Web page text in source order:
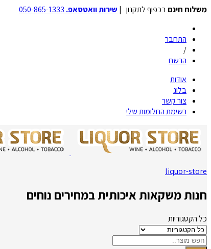
משלוח חינםבכפוף לתקנון | שירות וואטסאפ.
התחבר
/
הרשם
אודות
בלוג
צור קשר
רשימת החלומות שלי
liquor-store
חנות משקאות איכותית במחירים נוחים
כל הקטגוריות